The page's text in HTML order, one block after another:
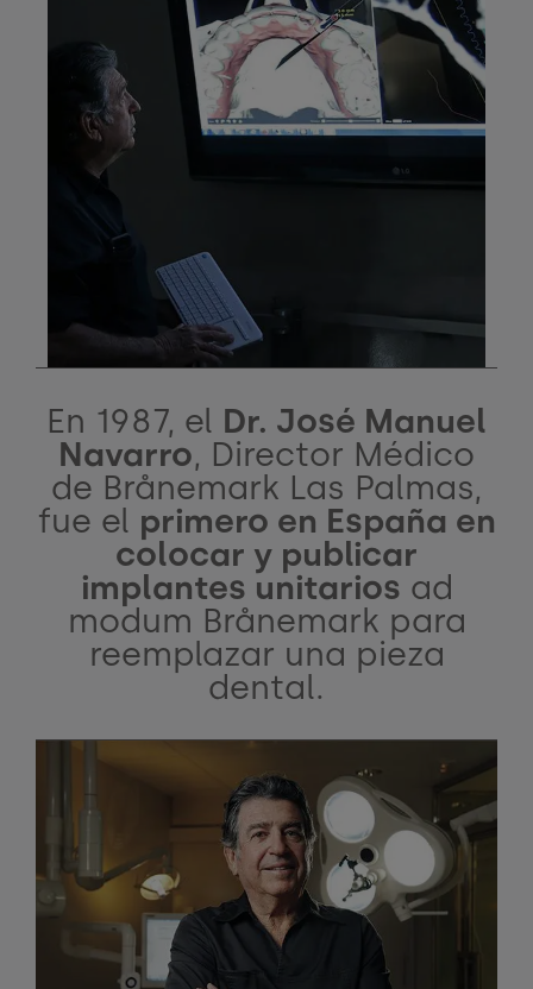
En 1987, el Dr. José Manuel
Navarro, Director Médico
de Brånemark Las Palmas,
fue el primero en España en
colocar y publicar
implantes unitarios ad
modum Brånemark para
reemplazar una pieza
dental.